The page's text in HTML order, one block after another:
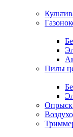
Пилы